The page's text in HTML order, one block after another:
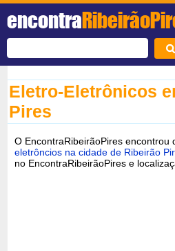
encontra
Eletro-Eletrônicos
Pires
O EncontraRibeirãoPires
eletrôncios na cidade de Ribeirão
no EncontraRibeirãoPires e